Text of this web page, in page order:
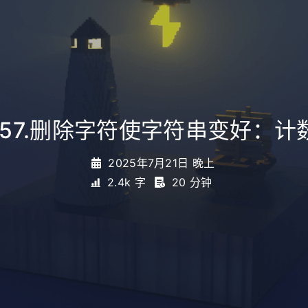
删除字符使字符串变好：计
2025年7月21日 晚上
2.4k 字
20 分钟